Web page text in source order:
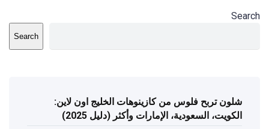
Search
Search
شلون تربح فلوس من كازينوهات الخليج اون لاين:
الكويت، السعودية، الإمارات وأكثر (دليل 2025)